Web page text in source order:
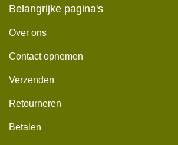
Belangrijke pagina's
Over ons
Contact opnemen
Verzenden
Retourneren
Betalen